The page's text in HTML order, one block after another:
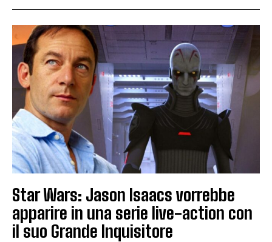
Star Wars: Jason Isaacs vorrebbe
apparire in una serie live-action con
il suo Grande Inquisitore